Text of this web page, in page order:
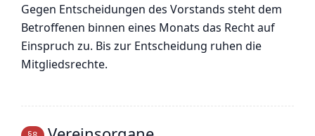
Gegen Entscheidungen des Vorstands steht dem
Betroffenen binnen eines Monats das Recht auf
Einspruch zu. Bis zur Entscheidung ruhen die
Mitgliedsrechte.